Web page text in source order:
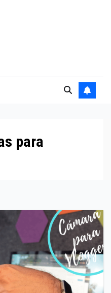
para